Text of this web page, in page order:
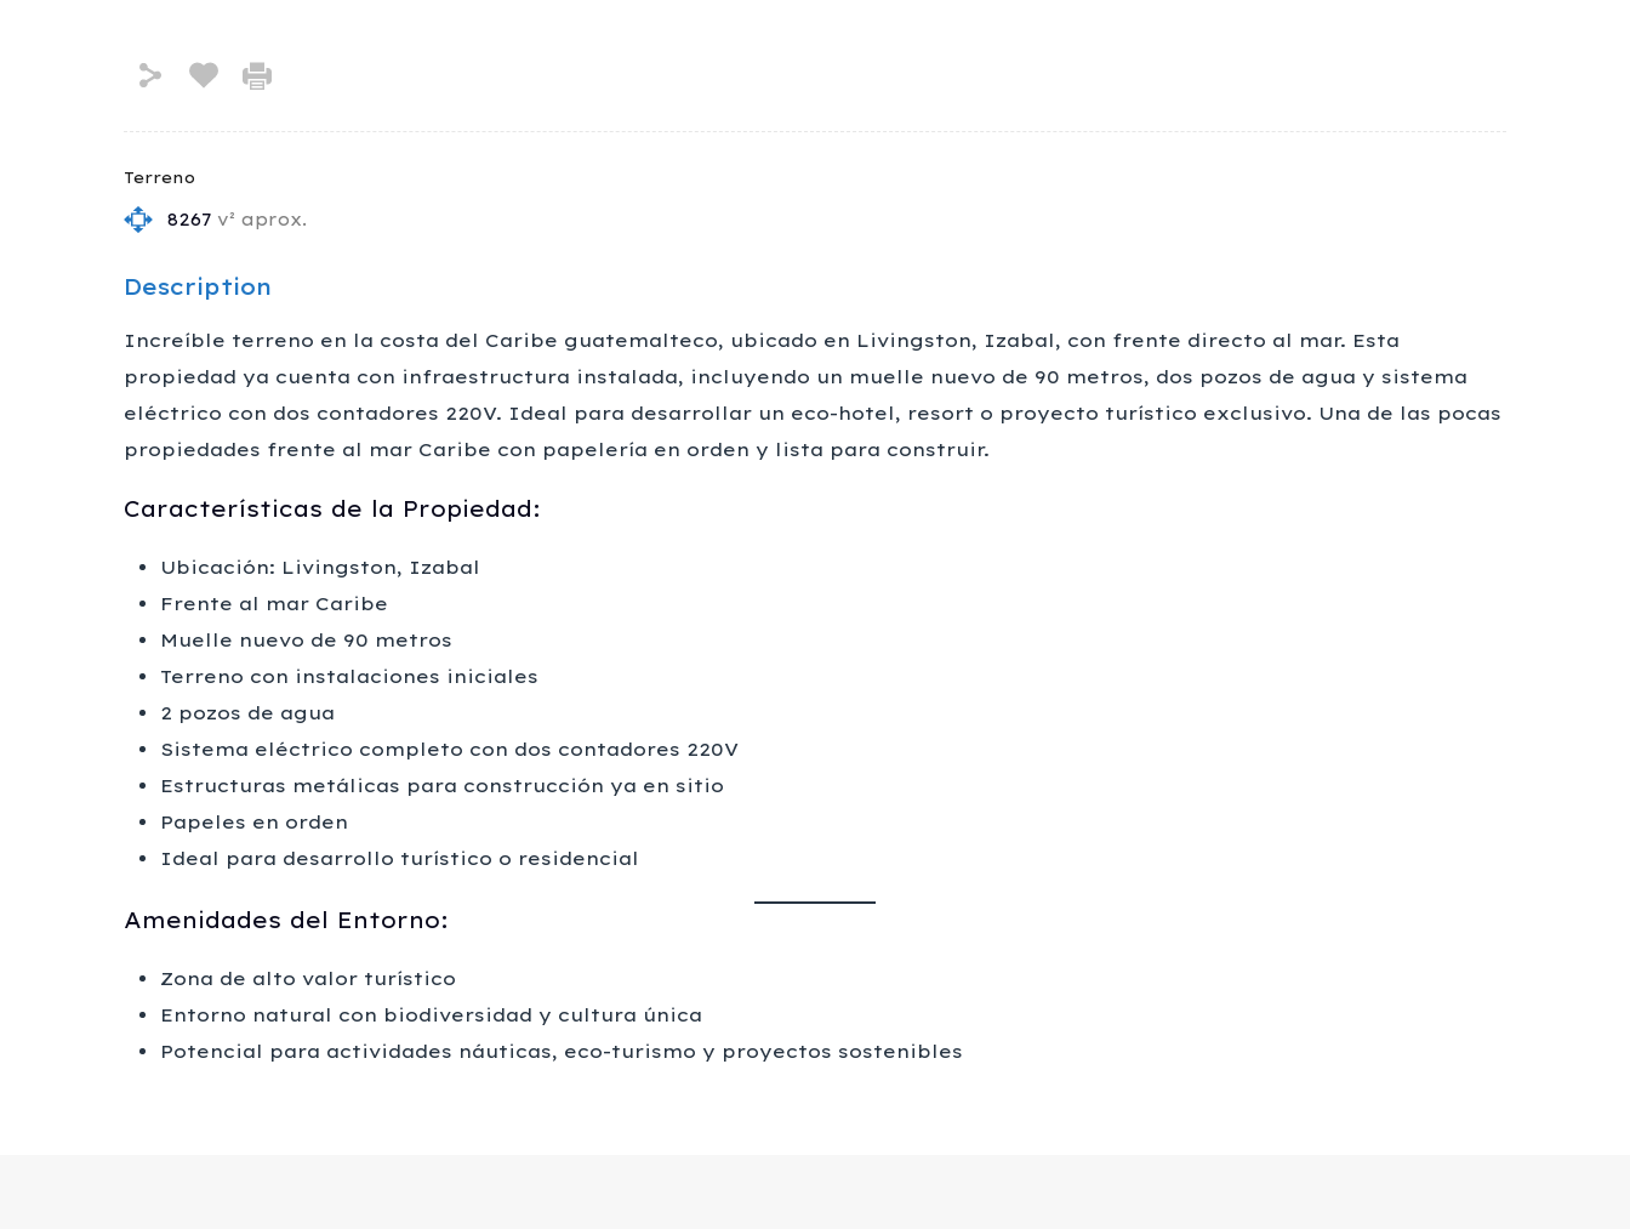
Terreno
8267 v² aprox.
Description
Increíble terreno en la costa del Caribe guatemalteco, ubicado en Livingston, Izabal, con frente directo al mar. Esta
propiedad ya cuenta con infraestructura instalada, incluyendo un muelle nuevo de 90 metros, dos pozos de agua y sistema
eléctrico con dos contadores 220V. Ideal para desarrollar un eco-hotel, resort o proyecto turístico exclusivo. Una de las pocas
propiedades frente al mar Caribe con papelería en orden y lista para construir.
Características de la Propiedad:
Ubicación: Livingston, Izabal
Frente al mar Caribe
Muelle nuevo de 90 metros
Terreno con instalaciones iniciales
2 pozos de agua
Sistema eléctrico completo con dos contadores 220V
Estructuras metálicas para construcción ya en sitio
Papeles en orden
Ideal para desarrollo turístico o residencial
Amenidades del Entorno:
Zona de alto valor turístico
Entorno natural con biodiversidad y cultura única
Potencial para actividades náuticas, eco-turismo y proyectos sostenibles